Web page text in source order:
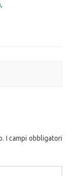
,
I campi obbligatori